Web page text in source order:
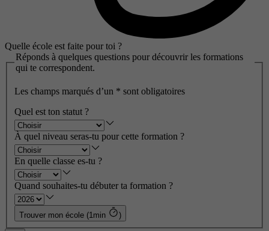
Quelle école est faite pour toi ?
Réponds à quelques questions pour découvrir les formations
qui te correspondent.
Les champs marqués d’un * sont obligatoires
Quel est ton statut ?
À quel niveau seras-tu pour cette formation ?
En quelle classe es-tu ?
Quand souhaites-tu débuter ta formation ?
Trouver mon école (1min )